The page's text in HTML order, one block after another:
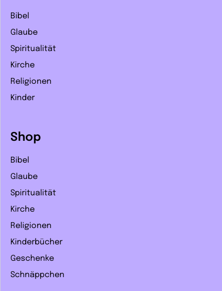
Bibel
Glaube
Spiritualität
Kirche
Religionen
Kinder
Shop
Bibel
Glaube
Spiritualität
Kirche
Religionen
Kinderbücher
Geschenke
Schnäppchen